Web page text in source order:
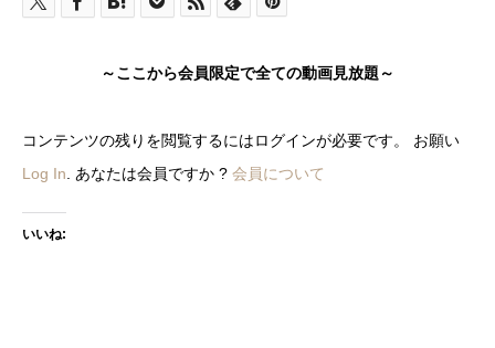
～ここから会員限定で全ての動画見放題～
コンテンツの残りを閲覧するにはログインが必要です。 お願い
Log In . あなたは会員ですか ? 会員について
いいね: